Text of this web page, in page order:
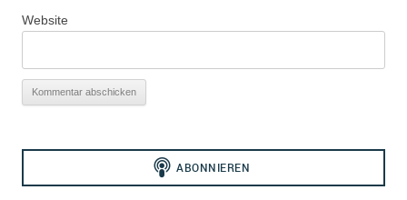
Website